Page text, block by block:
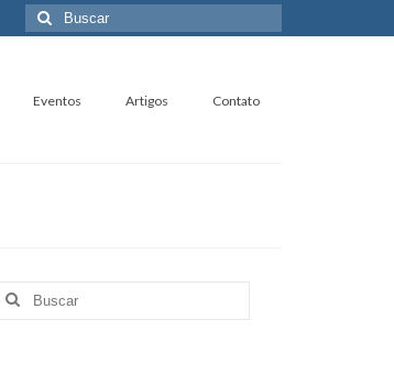
Buscar
por:
Eventos Artigos Contato
Buscar